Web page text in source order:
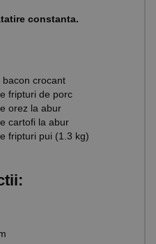
constanta.
crocant
fripturi de porc
orez la abur
cartofi la abur
fripturi pui (1.3 kg)